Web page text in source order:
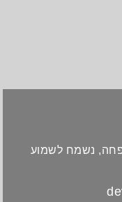
נשמח לשמוע